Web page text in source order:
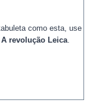
como esta, use
A revolução Leica